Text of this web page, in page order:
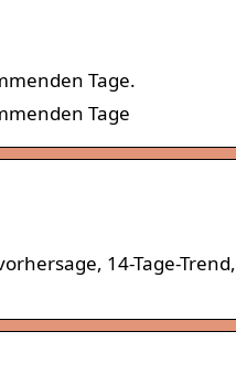
Tage.
Tage
14-Tage-Trend,